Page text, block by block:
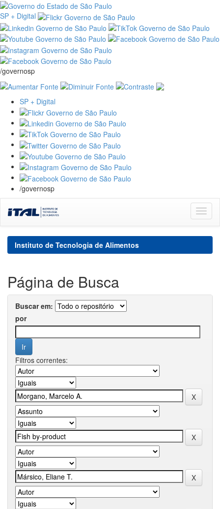
SP + Digital
/governosp
SP + Digital
/governosp
navigation
Instituto de Tecnologia de Alimentos
Página de Busca
Buscar em:
por
Filtros correntes: